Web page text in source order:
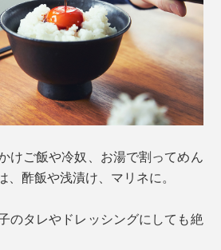
けご飯や冷奴、お湯で割ってめん
酢飯や浅漬け、マリネに。
のタレやドレッシングにしても絶